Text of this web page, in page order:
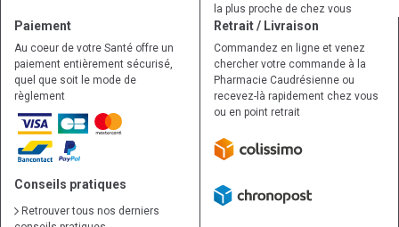
la plus proche de chez vous
Paiement
Au coeur de votre Santé offre un
paiement entièrement sécurisé,
quel que soit le mode de
règlement
Conseils pratiques
Retrouver tous nos derniers
Retrait / Livraison
Commandez en ligne et venez
chercher votre commande à la
Pharmacie Caudrésienne ou
recevez-là rapidement chez vous
ou en point retrait